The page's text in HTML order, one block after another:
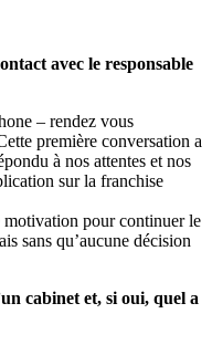
avec le responsable
– rendez vous
première conversation a
à nos attentes et nos
sur la franchise
motivation pour continuer le
sans qu’aucune décision
cabinet et, si oui, quel a